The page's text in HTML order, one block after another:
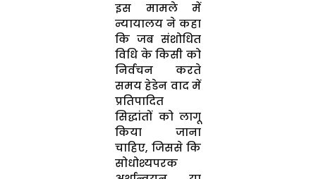
इस मामले में
न्यायालय ने कहा
कि जब संशोधित
विधि के किसी को
निर्वचन करते
समय हेडेन वाद में
प्रतिपादित
सिद्धांतों को लागू
किया जाना
चाहिए, जिससे कि
सोधोश्यपरक